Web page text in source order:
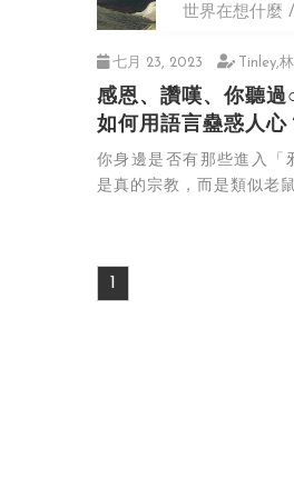
世界在想什麼
七月 23, 2023 Tinley,
感恩、讚嘆、你聽
如何用語言蠱惑人心
你身邊是否有那些進入「
是真的宗教，而是類似老
1